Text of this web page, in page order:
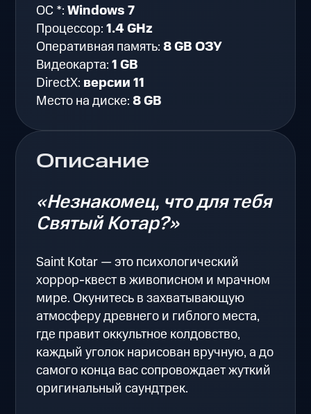
Описание
«Незнакомец, что для тебя
Святый Котар?»
Saint Kotar — это психологический
хоррор-квест в живописном и мрачном
мире. Окунитесь в захватывающую
атмосферу древнего и гиблого места,
где правит оккультное колдовство,
каждый уголок нарисован вручную, а до
самого конца вас сопровождает жуткий
оригинальный саундтрек.
ОС *:Windows 7
Процессор:1.4 GHz
Оперативная память:8 GB ОЗУ
Видеокарта:1 GB
DirectX: версии 11
Место на диске:8 GB